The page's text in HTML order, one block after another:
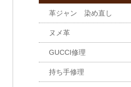
革ジャン 染め直し
ヌメ革
GUCCI修理
持ち手修理